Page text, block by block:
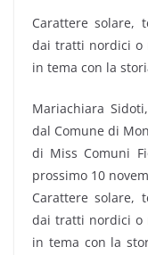
Carattere solare,
dai tratti nordici o
in tema con la
Mariachiara
dal Comune di
di Miss Comuni
prossimo 10
Carattere solare,
dai tratti nordici o
in tema con la